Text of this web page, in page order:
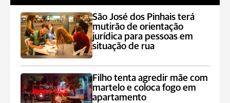
São José dos Pinhais terá
mutirão de orientação
jurídica para pessoas em
situação de rua
Filho tenta agredir mãe com
martelo e coloca fogo em
apartamento